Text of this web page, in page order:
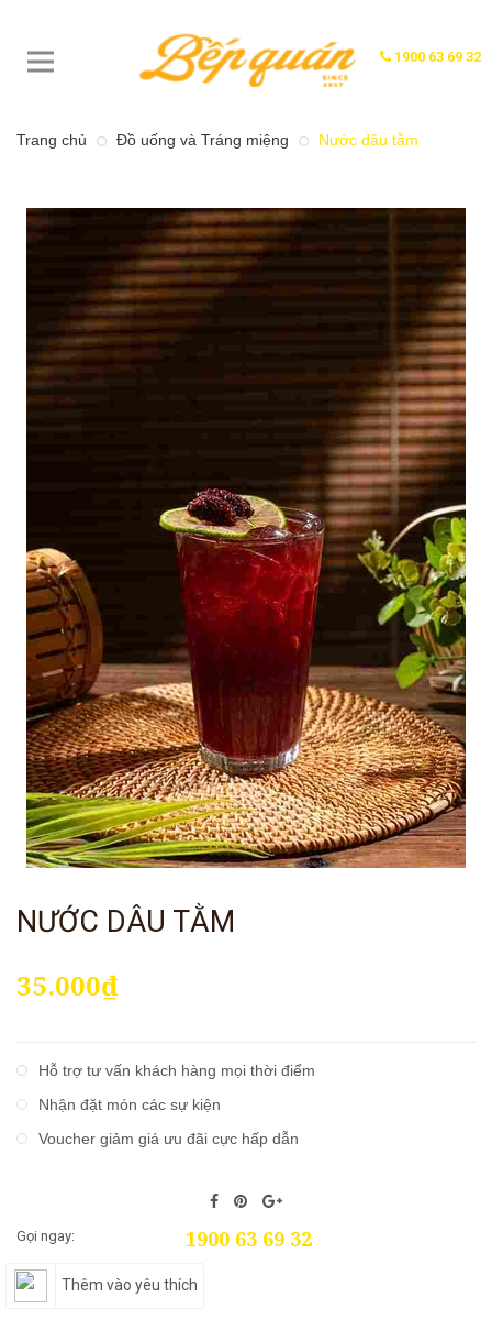
1900 63 69 32
Trang chủ Đồ uống và Tráng miệng Nước dâu tằm
NƯỚC DÂU TẰM
35.000₫
Hỗ trợ tư vấn khách hàng mọi thời điểm
Nhận đặt món các sự kiện
Voucher giảm giá ưu đãi cực hấp dẫn
Gọi ngay: 1900 63 69 32
Thêm vào yêu thích